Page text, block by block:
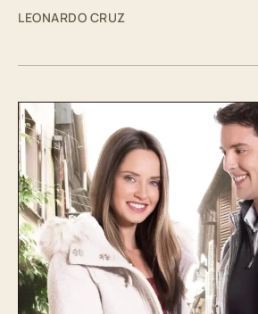
LEONARDO CRUZ